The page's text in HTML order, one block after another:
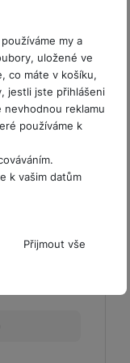
my a
uložené ve
co máte v košíku,
jestli jste přihlášeni
nevhodnou reklamu
používáme k
k vašim datům
košíkem,
Přijmout vše